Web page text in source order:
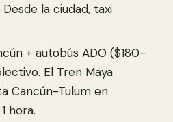
la ciudad, taxi
+ autobús ADO ($180-
El Tren Maya
Cancún-Tulum en
hora.